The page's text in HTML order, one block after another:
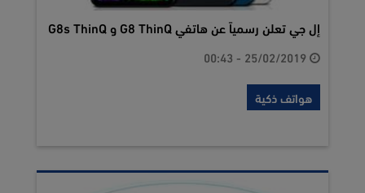
إل جي تعلن رسمياً عن هاتفي G8 ThinQ و G8s ThinQ
هواتف ذكية